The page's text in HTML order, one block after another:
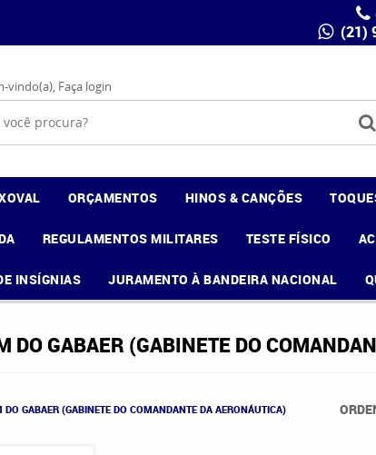
(21)
vindo(a), Faça login
ORÇAMENTOS HINOS & CANÇÕES
REGULAMENTOS MILITARES TESTE FÍSICO
INSÍGNIAS JURAMENTO À BANDEIRA NACIONAL
DO GABAER (GABINETE DO
DO GABAER (GABINETE DO COMANDANTE DA AERONÁUTICA)